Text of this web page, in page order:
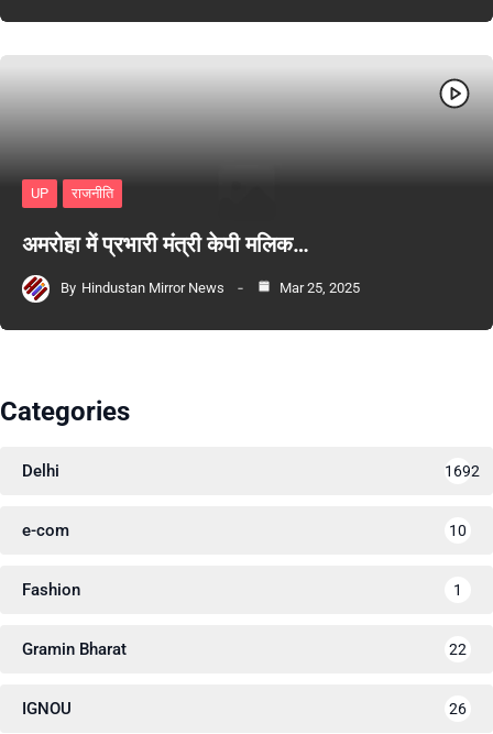
UP राजनीति
अमरोहा में प्रभारी मंत्री केपी मलिक…
By Hindustan Mirror News Mar 25, 2025
Categories
Delhi 1692
e-com 10
Fashion 1
Gramin Bharat 22
IGNOU 26